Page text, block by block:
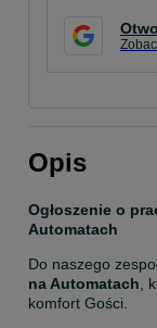
Opis
Ogłoszenie o
Automatach
Do naszego
na Automatach,
komfort Gości.